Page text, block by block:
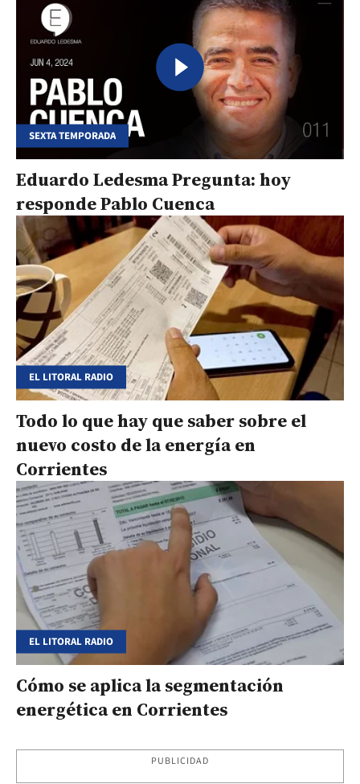
SEXTA TEMPORADA
Eduardo Ledesma Pregunta: hoy
responde Pablo Cuenca
EL LITORAL RADIO
Todo lo que hay que saber sobre el
nuevo costo de la energía en
Corrientes
EL LITORAL RADIO
Cómo se aplica la segmentación
energética en Corrientes
PUBLICIDAD